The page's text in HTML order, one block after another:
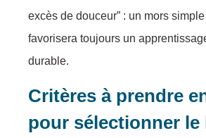
excès de douceur” : un mors
favorisera toujours un
durable.
Critères à prendre
pour sélectionner le